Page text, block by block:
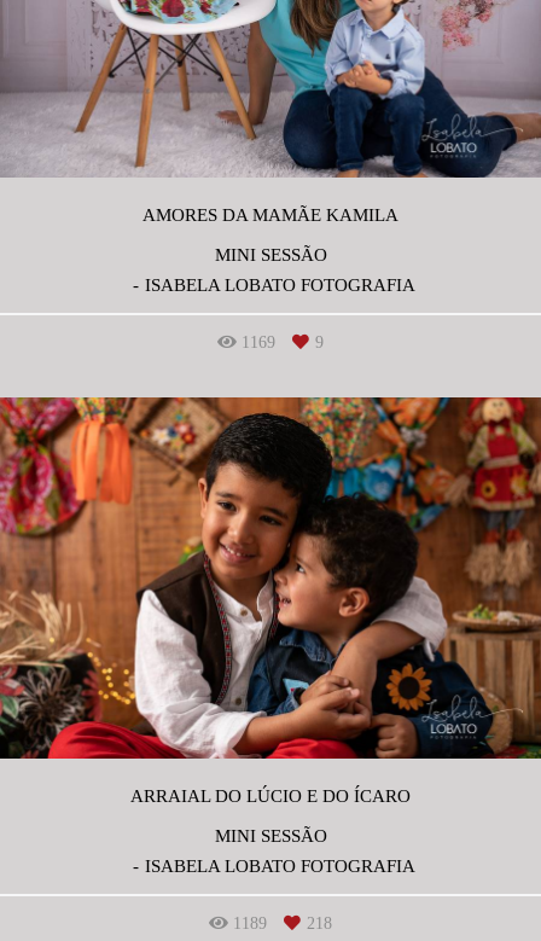
AMORES DA MAMÃE KAMILA
MINI SESSÃO
ISABELA LOBATO FOTOGRAFIA
1169 9
ARRAIAL DO LÚCIO E DO ÍCARO
MINI SESSÃO
ISABELA LOBATO FOTOGRAFIA
1189 218